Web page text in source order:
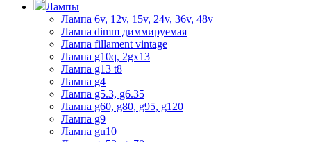
Лампы
Лампа 6v, 12v, 15v, 24v, 36v, 48v
Лампа dimm диммируемая
Лампа fillament vintage
Лампа g10q, 2gx13
Лампа g13 t8
Лампа g4
Лампа g5.3, g6.35
Лампа g60, g80, g95, g120
Лампа g9
Лампа gu10